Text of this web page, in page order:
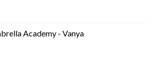
Academy - Vanya